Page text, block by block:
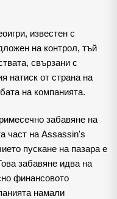
известен с
на контрол, тъй
свързани с
натиск от страна на
на компанията.
забавяне на
част на Assassin's
пускане на пазара е
забавяне идва на
финансовото
намали